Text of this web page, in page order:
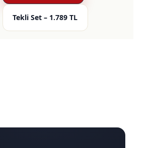
Tekli Set – 1.789 TL